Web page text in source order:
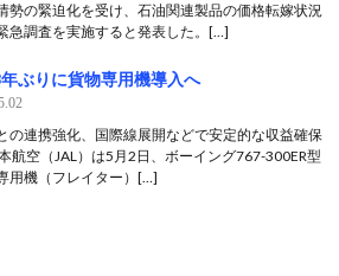
勢の緊迫化を受け、石油関連製品の価格転嫁状況
急調査を実施すると発表した。[…]
ぶりに貨物専用機導入へ
の連携強化、国際線展開などで安定的な収益確保
航空（JAL）は5月2日、ボーイング767-300ER型
用機（フレイター）[…]